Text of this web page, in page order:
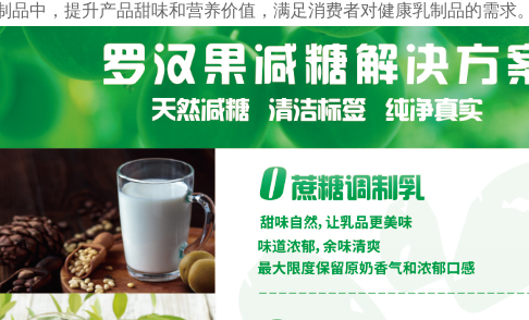
中，提升产品甜味和营养价值，满足消费者对健康乳制品的需求。